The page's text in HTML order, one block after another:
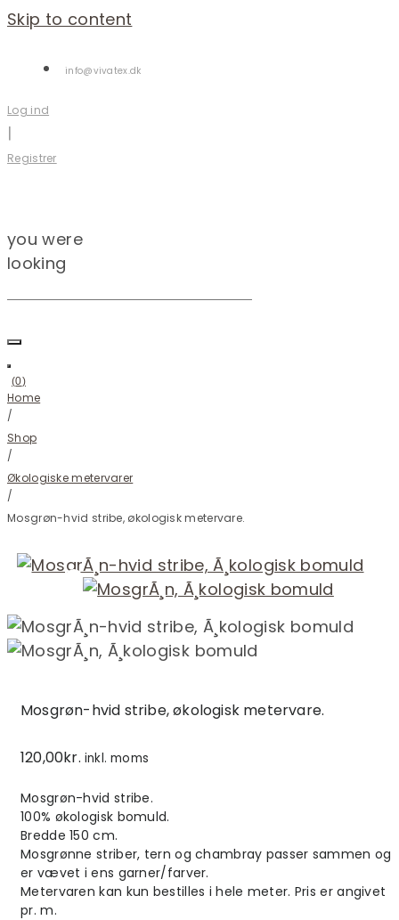
Skip to content
info@vivatex.dk
Log ind
|
Registrer
you were
looking
(0)
Home
/
Shop
/
Økologiske metervarer
/
Mosgrøn-hvid stribe, økologisk metervare.
Mosgrøn-hvid stribe, økologisk metervare.
120,00kr. inkl. moms
Mosgrøn-hvid stribe.
100% økologisk bomuld.
Bredde 150 cm.
Mosgrønne striber, tern og chambray passer sammen og
er vævet i ens garner/farver.
Metervaren kan kun bestilles i hele meter. Pris er angivet
pr. m.